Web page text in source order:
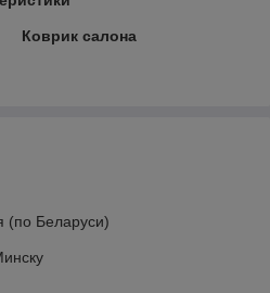
Коврик салона
(по Беларуси)